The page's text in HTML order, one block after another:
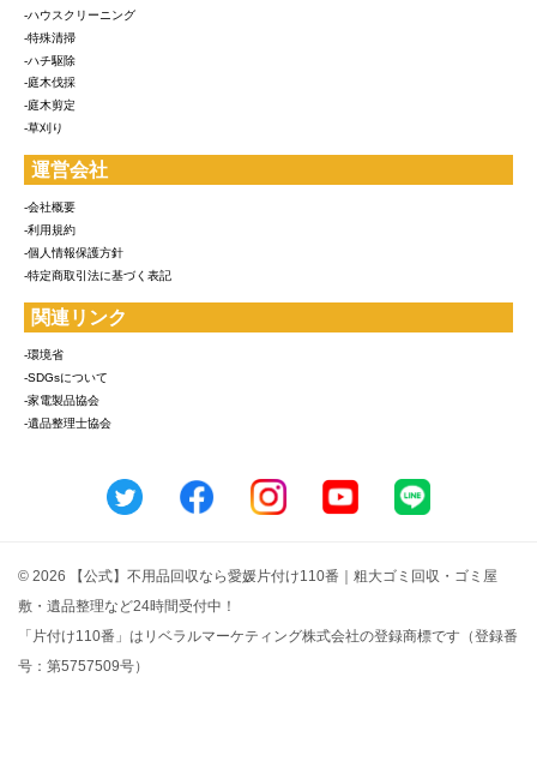
-ハウスクリーニング
-特殊清掃
-ハチ駆除
-庭木伐採
-庭木剪定
-草刈り
運営会社
-会社概要
-利用規約
-個人情報保護方針
-特定商取引法に基づく表記
関連リンク
-環境省
-SDGsについて
-家電製品協会
-遺品整理士協会
© 2026 【公式】不用品回収なら愛媛片付け110番｜粗大ゴミ回収・ゴミ屋
敷・遺品整理など24時間受付中！
「片付け110番」はリベラルマーケティング株式会社の登録商標です（登録番
号：第5757509号）